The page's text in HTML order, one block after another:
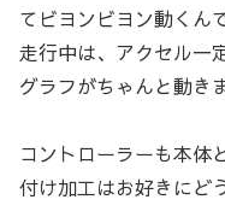
てビヨンビヨン動くん
走行中は、アクセル一
グラフがちゃんと動き
コントローラーも本体
付け加工はお好きにど